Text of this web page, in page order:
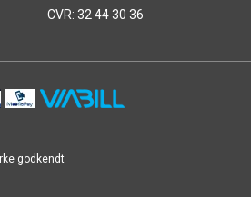
CVR: 32 44 30 36
godkendt